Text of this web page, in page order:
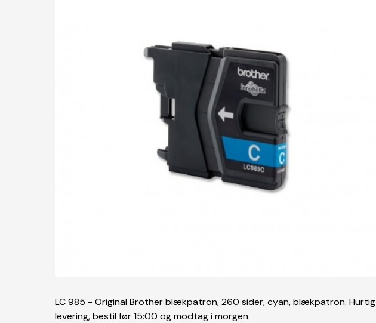
LC 985 - Original Brother blækpatron, 260 sider, cyan, blækpatron. Hurtig
levering, bestil før 15:00 og modtag i morgen.